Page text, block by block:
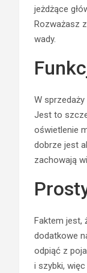
jeżdżące
Rozważasz
wady.
W
Jest to
oświetlenie
dobrze jest
zachowają
Faktem jest,
dodatkowe
odpiąć z
i szybki,